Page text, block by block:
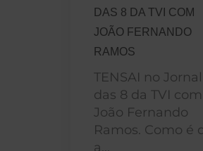
DAS 8 DA TVI COM
JOÃO FERNANDO
RAMOS
TENSAI no Jornal
das 8 da TVI com
João Fernando
Ramos. Como é
a...